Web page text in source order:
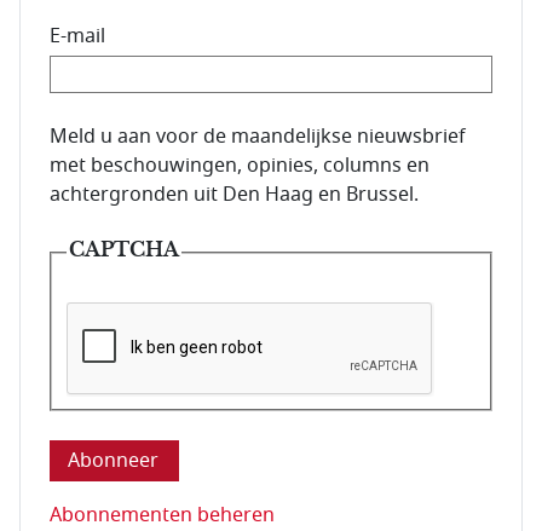
E-mail
E-mailadres van de abonnee.
Meld u aan voor de maandelijkse nieuwsbrief
met beschouwingen, opinies, columns en
achtergronden uit Den Haag en Brussel.
CAPTCHA
Deze vraag is om te controleren dat u een mens
Abonnementen beheren